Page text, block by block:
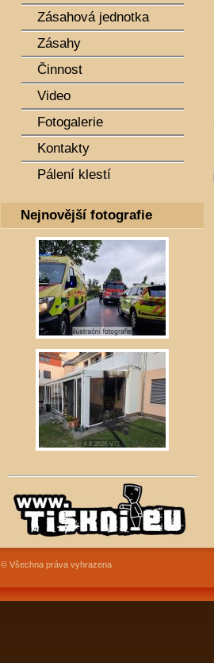
Zásahová jednotka
Zásahy
Činnost
Video
Fotogalerie
Kontakty
Pálení klestí
Nejnovější fotografie
© Všechna práva vyhrazena